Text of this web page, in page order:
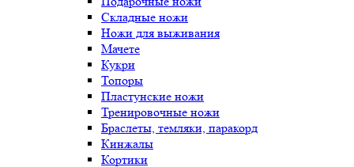
Складные ножи
Ножи для выживания
Мачете
Кукри
Топоры
Пластунские ножи
Тренировочные ножи
Браслеты, темляки, паракорд
Кинжалы
Кортики